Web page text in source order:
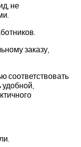
не
заказу,
соответствовать